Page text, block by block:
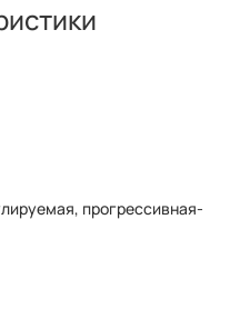
прогрессивная-